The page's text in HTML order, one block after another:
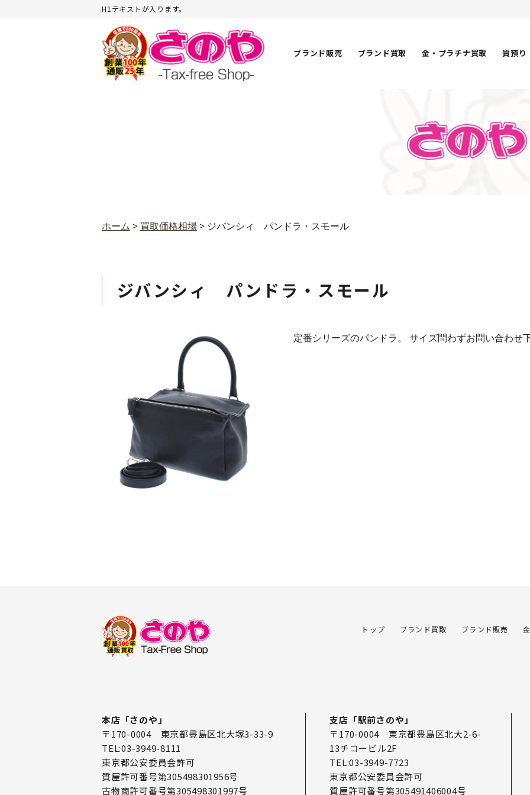
H1テキストが入ります。
ブランド販売 ブランド買取 金・プラチナ買取 質預り
ホーム > 買取価格相場> ジバンシィ パンドラ・スモール
ジバンシィ パンドラ・スモール
定番シリーズのパンドラ。 サイズ問わずお問い合わせ
トップ ブランド買取 ブランド販売
本店「さのや」
〒170-0004 東京都豊島区北大塚3-33-9
TEL:03-3949-8111
東京都公安委員会許可
質屋許可番号第305498301956号
古物商許可番号第305498301997号
支店「駅前さのや」
〒170-0004 東京都豊島区北大2-6-
13チコービル2F
TEL:03-3949-7723
東京都公安委員会許可
質屋許可番号第305491406004号